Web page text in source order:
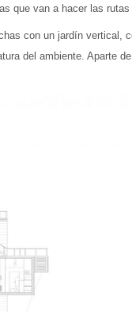
que van a hacer las
con un jardín vertical,
del ambiente. Aparte